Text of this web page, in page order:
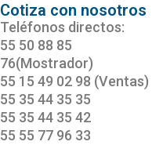
Cotiza con nosotros
Teléfonos directos:
55 50 88 85
76(Mostrador)
55 15 49 02 98 (Ventas)
55 35 44 35 35
55 35 44 35 42
55 55 77 96 33